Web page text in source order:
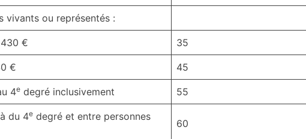
vivants ou représentés :
€ 35
€ 45
4e degré inclusivement 55
du 4e degré et entre personnes
60